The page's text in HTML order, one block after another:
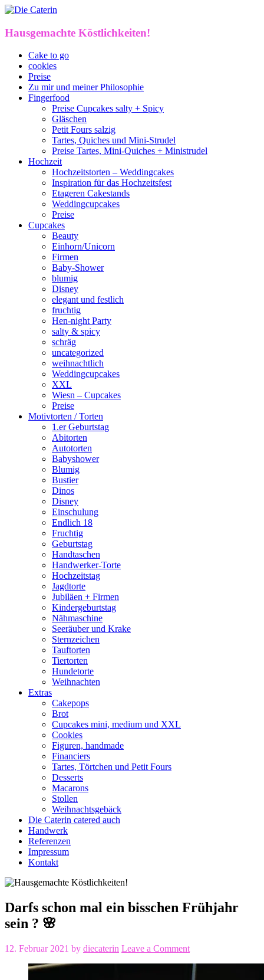
Hausgemachte Köstlichkeiten!
Cake to go
cookies
Preise
Zu mir und meiner Philosophie
Fingerfood
Preise Cupcakes salty + Spicy
Gläschen
Petit Fours salzig
Tartes, Quiches und Mini-Strudel
Preise Tartes, Mini-Quiches + Ministrudel
Hochzeit
Hochzeitstorten – Weddingcakes
Inspiration für das Hochzeitsfest
Etageren Cakestands
Weddingcupcakes
Preise
Cupcakes
Beauty
Einhorn/Unicorn
Firmen
Baby-Shower
blumig
Disney
elegant und festlich
fruchtig
Hen-night Party
salty & spicy
schräg
uncategorized
weihnachtlich
Weddingcupcakes
XXL
Wiesn – Cupcakes
Preise
Motivtorten / Torten
1.er Geburtstag
Abitorten
Autotorten
Babyshower
Blumig
Bustier
Dinos
Disney
Einschulung
Endlich 18
Fruchtig
Geburtstag
Handtaschen
Handwerker-Torte
Hochzeitstag
Jagdtorte
Jubiläen + Firmen
Kindergeburtstag
Nähmaschine
Seeräuber und Krake
Sternzeichen
Tauftorten
Tiertorten
Hundetorte
Weihnachten
Extras
Cakepops
Brot
Cupcakes mini, medium und XXL
Cookies
Figuren, handmade
Financiers
Tartes, Törtchen und Petit Fours
Desserts
Macarons
Stollen
Weihnachtsgebäck
Die Caterin catered auch
Handwerk
Referenzen
Impressum
Kontakt
Darfs schon mal ein bisschen Frühjahr
sein ? 🌸
12. Februar 2021 by diecaterin Leave a Comment